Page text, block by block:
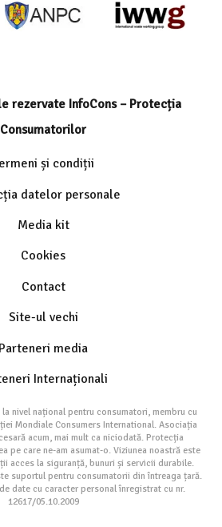
rezervate InfoCons – Protecția
Consumatorilor
și condiții
datelor personale
Media kit
Cookies
Contact
Site-ul vechi
Parteneri media
Internaționali
nivel național pentru consumatori, membru cu
Mondiale Consumers International. Asociația
acum, mai mult ca niciodată. Protecția
pe care ne-am asumat-o. Viziunea noastră este
acces la siguranță, bunuri și servicii durabile.
suportul pentru consumatorii din întreaga țară.
date cu caracter personal înregistrat cu nr.
12617/05.10.2009